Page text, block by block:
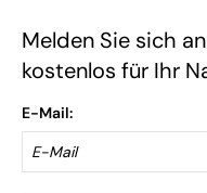
Melden Sie sich
kostenlos für Ihr
E-Mail